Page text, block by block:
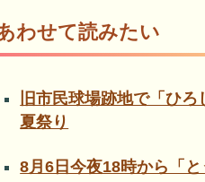
わせて読みたい
旧市民球場跡地で「ひ
夏祭り
8月6日今夜18時から「